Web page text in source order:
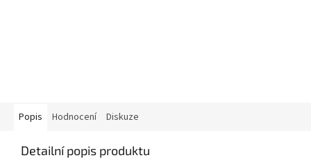
Popis Hodnocení Diskuze
Detailní popis produktu